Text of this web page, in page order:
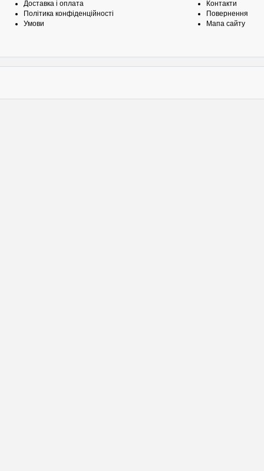
Доставка і оплата
Політика конфіденційності
Умови
Контакти
Повернення
Мапа сайту